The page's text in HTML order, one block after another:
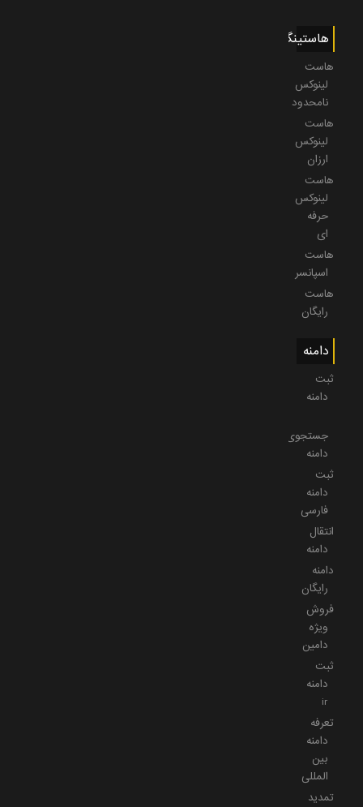
هاستینگ
هاست
لینوکس
نامحدود
هاست
لینوکس
ارزان
هاست
لینوکس
حرفه
ای
هاست
اسپانسر
هاست
رایگان
دامنه
ثبت
دامنه
جستجوی
دامنه
ثبت
دامنه
فارسی
انتقال
دامنه
دامنه
رایگان
فروش
ویژه
دامین
ثبت
دامنه
ir
تعرفه
دامنه
بین
المللی
تمدید